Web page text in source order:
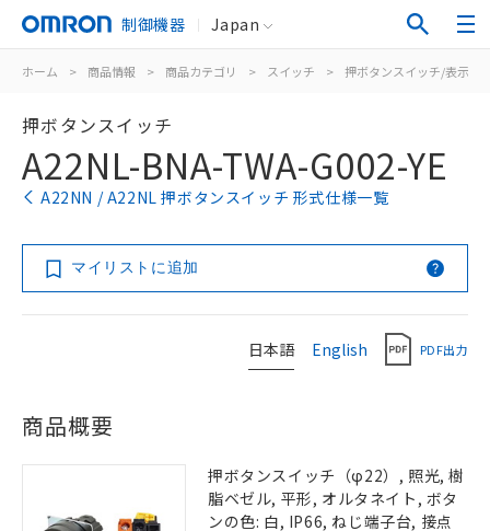
制御機器 Japan
ホーム > 商品情報 > 商品カテゴリ > スイッチ > 押ボタンスイッチ/表示灯
押ボタンスイッチ
A22NL-BNA-TWA-G002-YE
A22NN / A22NL 押ボタンスイッチ 形式仕様一覧
マイリストに追加
日本語 English PDF出力
商品概要
押ボタンスイッチ（φ22）, 照光, 樹
脂ベゼル, 平形, オルタネイト, ボタ
ンの色: 白, IP66, ねじ端子台, 接点